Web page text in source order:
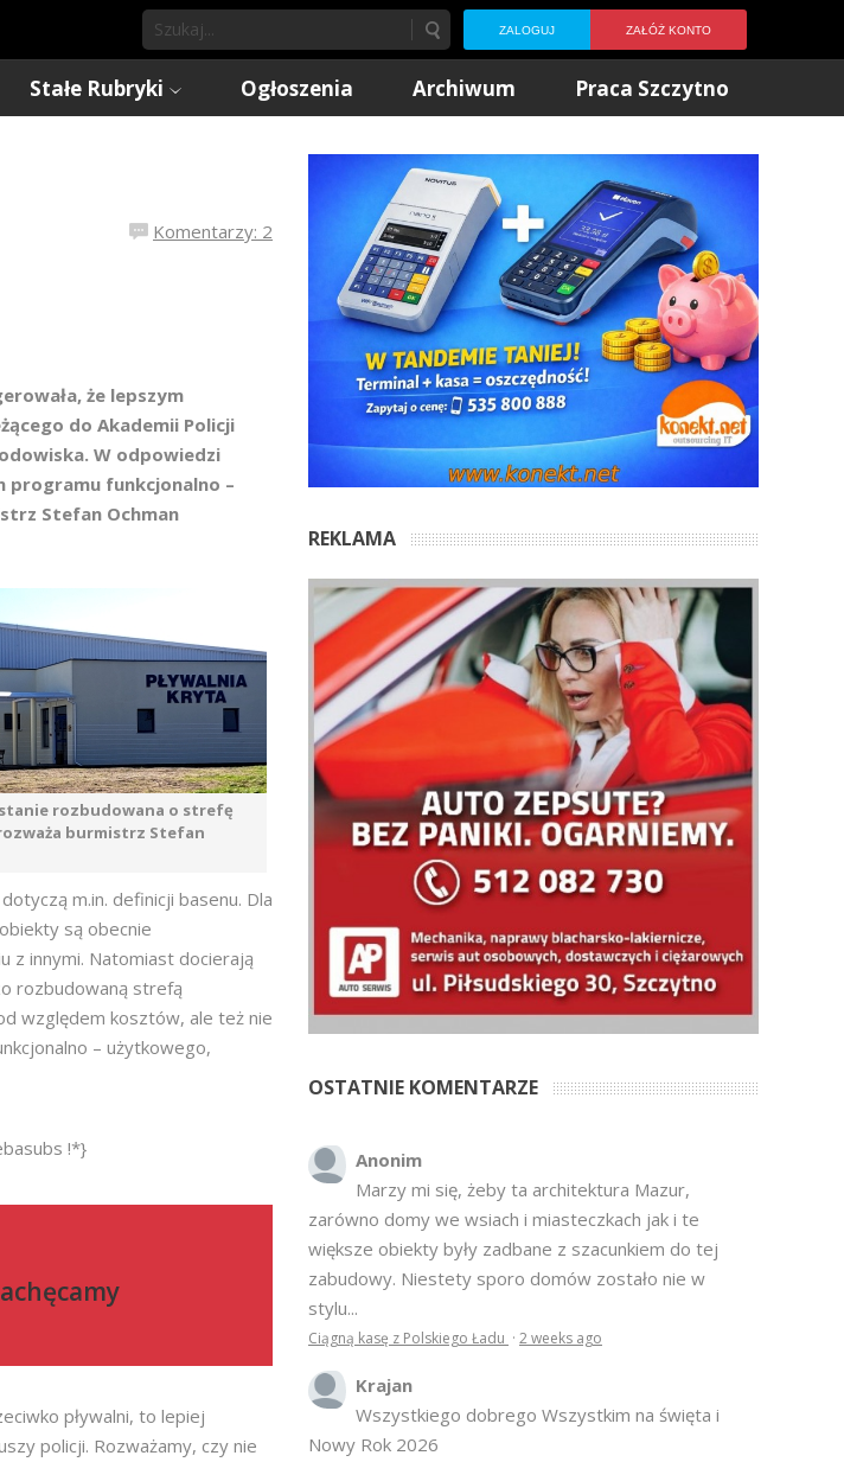
ZALOGUJ ZAŁÓŻ KONTO
Stałe Rubryki Ogłoszenia Archiwum Praca Szczytno
Komentarzy: 2
że lepszym
do Akademii Policji
W odpowiedzi
programu funkcjonalno –
Stefan Ochman
rozbudowana o strefę
burmistrz Stefan
m.in. definicji basenu. Dla
są obecnie
z innymi. Natomiast docierają
rozbudowaną strefą
względem kosztów, ale też nie
– użytkowego,
!*}
pływalni, to lepiej
policji. Rozważamy, czy nie
REKLAMA
OSTATNIE KOMENTARZE
Anonim
Marzy mi się, żeby ta architektura Mazur,
zarówno domy we wsiach i miasteczkach jak i te
większe obiekty były zadbane z szacunkiem do tej
zabudowy. Niestety sporo domów zostało nie w
stylu...
Ciągną kasę z Polskiego Ładu · 2 weeks ago
Krajan
Wszystkiego dobrego Wszystkim na święta i
Nowy Rok 2026